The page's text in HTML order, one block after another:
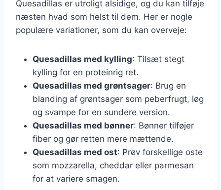
Quesadillas er utroligt alsidige, og du kan tilføje
næsten hvad som helst til dem. Her er nogle
populære variationer, som du kan overveje:
Quesadillas med kylling: Tilsæt stegt
kylling for en proteinrig ret.
Quesadillas med grøntsager: Brug en
blanding af grøntsager som peberfrugt, løg
og svampe for en sundere version.
Quesadillas med bønner: Bønner tilføjer
fiber og gør retten mere mættende.
Quesadillas med ost: Prøv forskellige oste
som mozzarella, cheddar eller parmesan
for at variere smagen.